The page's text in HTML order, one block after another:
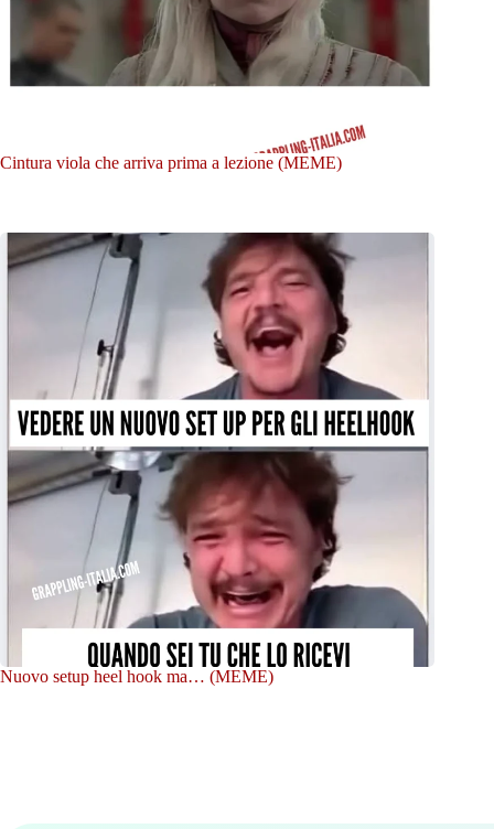
Cintura viola che arriva prima a lezione (MEME)
Nuovo setup heel hook ma… (MEME)